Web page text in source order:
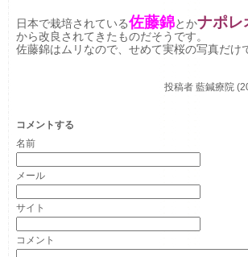
日本で栽培されている佐藤錦とかナポレ
から改良されてきたものだそうです。
佐藤錦はムリなので、せめて実桜の写真だけ
投稿者 藍鍼療院
コメントする
名前
メール
サイト
コメント